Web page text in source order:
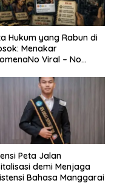
Hukum yang Rabun di
Menakar
Viral – No
Peta Jalan
demi Menjaga
Bahasa Manggarai